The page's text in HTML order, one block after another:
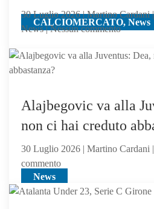
CALCIOMERCATO, News
30 Luglio 2026 | Martino
News | Nessun commentosu
Atalanta,
per
pilastro
di
News
Alajbegovic va alla
non ci hai creduto
30 Luglio 2026 | Martino Cardani
commentosu
va